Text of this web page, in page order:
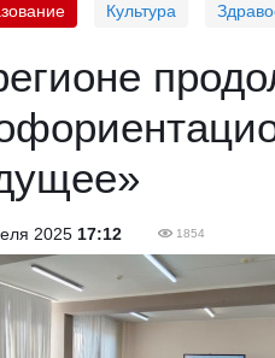
Культура
2025 17:12 1854